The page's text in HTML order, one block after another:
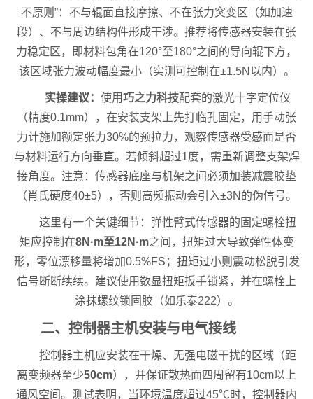
不原则”：不与辊面直接摩擦、不在张力突变区（如加速
段）、不与周边结构件形成干涉。推荐将传感器安装在张
力稳定区，即材料包角在120°至180°之间的导向辊下方，
该区域张力波动幅度最小（实测可控制在±1.5N以内）。
实操建议： 使用巧之力科技配套的激光十字定位仪
（精度0.1mm），在安装支架上先打临孔固定，用手动张
力计施加额定张力30%的预拉力，观察传感器受感面是否
与材料运行方向垂直。若倾斜超过1度，需重新调整支架焊
接角度。注意：传感器底座与机架之间必须加装减震胶垫
（肖氏硬度40±5），否则高频振动会引入±3N的伪信号。
这里有一个关键细节：弹性臂式传感器的固定螺栓扭
矩应控制在8N·m至12N·m之间，扭矩过大导致弹性体变
形，零位漂移量将增加0.5%FS；扭矩过小则震动松脱引发
信号断断续续。建议使用数显扭矩扳手锁紧，并在螺栓上
涂抹螺纹锁固胶（如乐泰222）。
二、控制器主机安装与电气接线
控制器主机应安装在干燥、无强电磁干扰的区域（距
离变频器至少50cm），并保证散热面四周留有10cm以上
通风空间。测试表明，当环境温度超过45℃时，控制器内